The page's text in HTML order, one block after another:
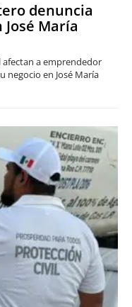
denuncia
María
a emprendedor
negocio en José María